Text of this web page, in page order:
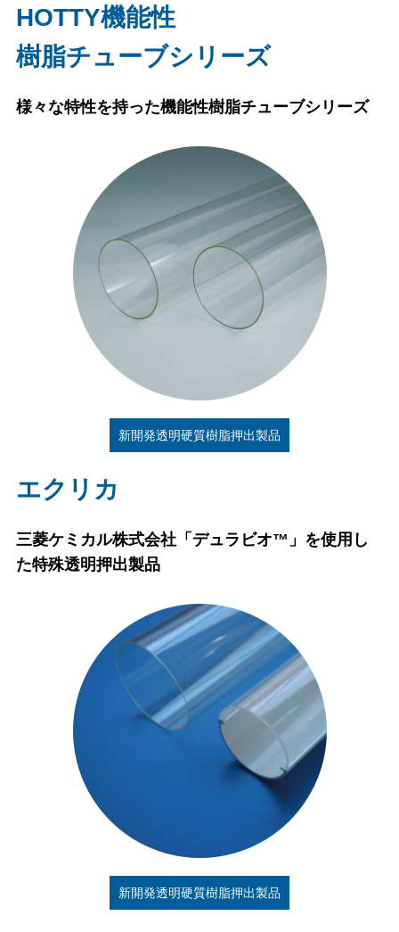
HOTTY機能性
樹脂チューブシリーズ
様々な特性を持った機能性樹脂チューブシリーズ
新開発透明硬質樹脂押出製品
エクリカ
三菱ケミカル株式会社「デュラビオ™」を使用し
た特殊透明押出製品
新開発透明硬質樹脂押出製品